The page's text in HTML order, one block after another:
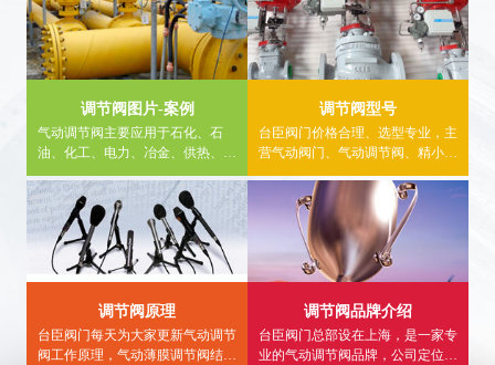
询气动调节阀价格，请拨打24小时
热线电话15900840303。
息，请进入内站，看详情。
调节阀图片-案例
气动调节阀主要应用于石化、石
油、化工、电力、冶金、供热、食
品、燃气等领域。内页详细介绍气
动调节阀使用案例、气动三通调节
阀工程案例、气动单座调节阀图
片、应用案例等供大家参考。
调节阀型号
台臣阀门价格合理、选型专业，主
营气动阀门、气动调节阀、精小型
气动调节阀、气动薄膜调节阀,气
动单座调节阀、气动三通调节阀、
气动流量调节阀等...
调节阀原理
台臣阀门每天为大家更新气动调节
阀工作原理，气动薄膜调节阀结构
调节阀品牌介绍
台臣阀门总部设在上海，是一家专
业的气动调节阀品牌，公司定位于